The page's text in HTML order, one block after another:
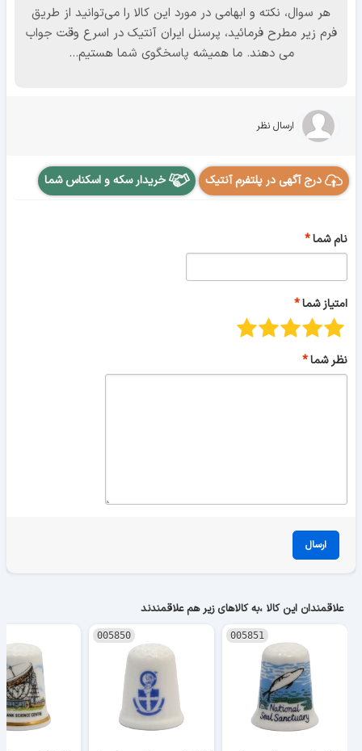
هر سوال، نکته و ابهامی در مورد این کالا را می‌توانید از طریق
فرم زیر مطرح فرمائید، پرسنل ایران آنتیک در اسرع وقت جواب
می دهند. ما همیشه پاسخگوی شما هستیم...
ارسال نظر
درج آگهی در پلتفرم آنتیک خریدار سکه و اسکناس شما
نام شما
امتیاز شما
نظر شما
ارسال
علاقمندان این کالا ،به کالاهای زیر هم علاقمندند
005851
005850